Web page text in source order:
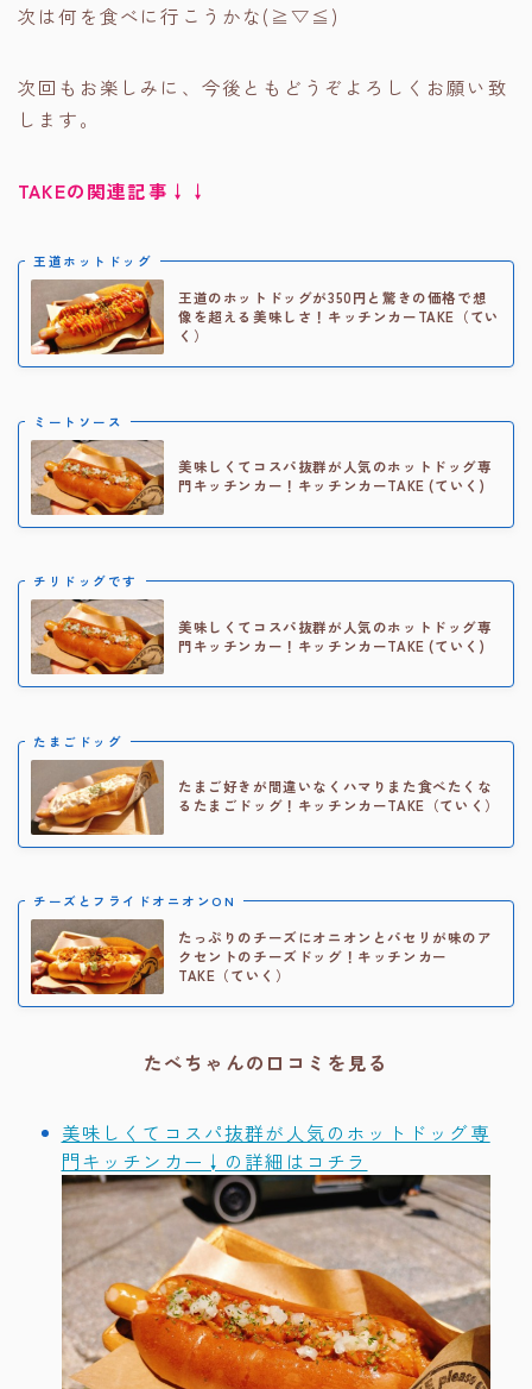
次は何を食べに行こうかな(≧▽≦)
次回もお楽しみに、今後ともどうぞよろしくお願い致
します。
TAKEの関連記事↓↓
王道ホットドッグ
王道のホットドッグが350円と驚きの価格で想
像を超える美味しさ！キッチンカーTAKE（てい
く）
ミートソース
美味しくてコスパ抜群が人気のホットドッグ専
門キッチンカー！キッチンカーTAKE (ていく)
チリドッグです
美味しくてコスパ抜群が人気のホットドッグ専
門キッチンカー！キッチンカーTAKE (ていく)
たまごドッグ
たまご好きが間違いなくハマりまた食べたくな
るたまごドッグ！キッチンカーTAKE（ていく）
チーズとフライドオニオンON
たっぷりのチーズにオニオンとパセリが味のア
クセントのチーズドッグ！キッチンカー
TAKE（ていく）
たべちゃんの口コミを見る
美味しくてコスパ抜群が人気のホットドッグ専
門キッチンカー↓の詳細はコチラ